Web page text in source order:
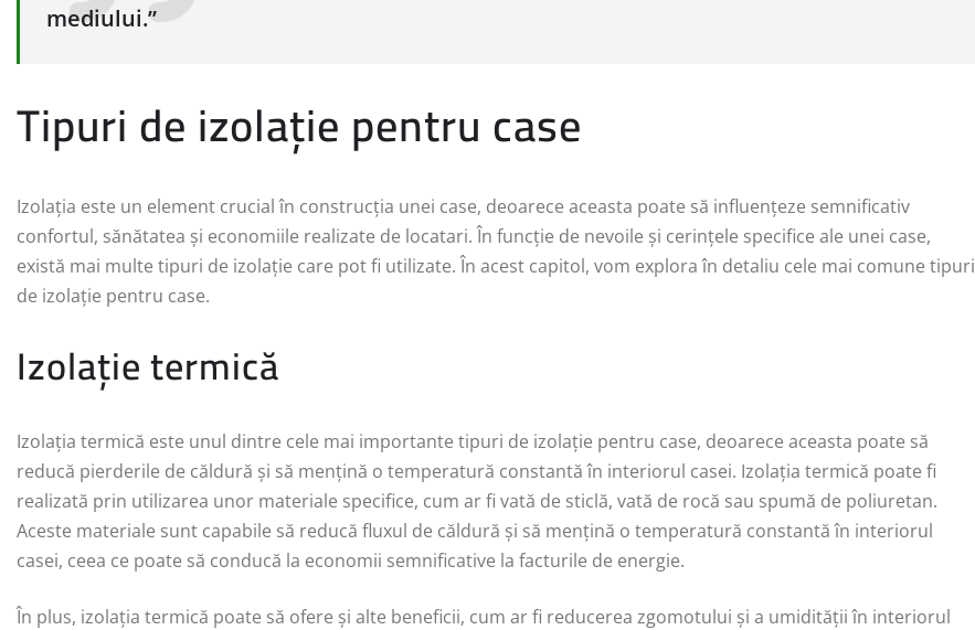
mediului.”
Tipuri de izolație pentru case
Izolația este un element crucial în construcția unei case, deoarece aceasta poate să influențeze semnificativ
confortul, sănătatea și economiile realizate de locatari. În funcție de nevoile și cerințele specifice ale unei case,
există mai multe tipuri de izolație care pot fi utilizate. În acest capitol, vom explora în detaliu cele mai comune tipuri
de izolație pentru case.
Izolație termică
Izolația termică este unul dintre cele mai importante tipuri de izolație pentru case, deoarece aceasta poate să
reducă pierderile de căldură și să mențină o temperatură constantă în interiorul casei. Izolația termică poate fi
realizată prin utilizarea unor materiale specifice, cum ar fi vată de sticlă, vată de rocă sau spumă de poliuretan.
Aceste materiale sunt capabile să reducă fluxul de căldură și să mențină o temperatură constantă în interiorul
casei, ceea ce poate să conducă la economii semnificative la facturile de energie.
În plus, izolația termică poate să ofere și alte beneficii, cum ar fi reducerea zgomotului și a umidității în interiorul